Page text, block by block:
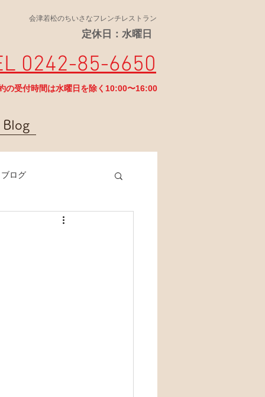
会津若松のちいさなフレンチレストラン
定休日：水曜日
0242-85-6650
の受付時間は水曜日を除く10:00〜16:00
Blog
ログ